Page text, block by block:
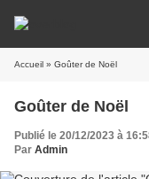
Accueil » Goûter de Noël
Goûter de Noël
Publié le 20/12/2023 à
Par Admin